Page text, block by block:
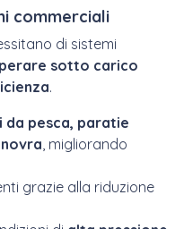
commerciali
di sistemi
sotto carico
.
da pesca, paratie
, migliorando
grazie alla riduzione